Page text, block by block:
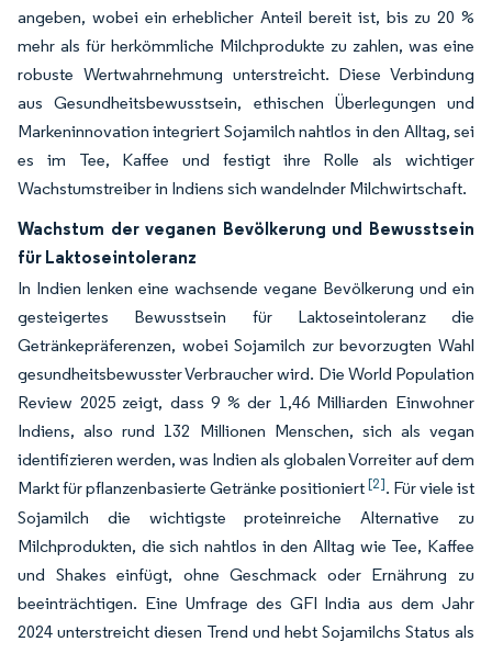
angeben, wobei ein erheblicher Anteil bereit ist, bis zu 20 %
mehr als für herkömmliche Milchprodukte zu zahlen, was eine
robuste Wertwahrnehmung unterstreicht. Diese Verbindung
aus Gesundheitsbewusstsein, ethischen Überlegungen und
Markeninnovation integriert Sojamilch nahtlos in den Alltag, sei
es im Tee, Kaffee und festigt ihre Rolle als wichtiger
Wachstumstreiber in Indiens sich wandelnder Milchwirtschaft.
Wachstum der veganen Bevölkerung und Bewusstsein
für Laktoseintoleranz
In Indien lenken eine wachsende vegane Bevölkerung und ein
gesteigertes Bewusstsein für Laktoseintoleranz die
Getränkepräferenzen, wobei Sojamilch zur bevorzugten Wahl
gesundheitsbewusster Verbraucher wird. Die World Population
Review 2025 zeigt, dass 9 % der 1,46 Milliarden Einwohner
Indiens, also rund 132 Millionen Menschen, sich als vegan
identifizieren werden, was Indien als globalen Vorreiter auf dem
Markt für pflanzenbasierte Getränke positioniert[2]. Für viele ist
Sojamilch die wichtigste proteinreiche Alternative zu
Milchprodukten, die sich nahtlos in den Alltag wie Tee, Kaffee
und Shakes einfügt, ohne Geschmack oder Ernährung zu
beeinträchtigen. Eine Umfrage des GFI India aus dem Jahr
2024 unterstreicht diesen Trend und hebt Sojamilchs Status als